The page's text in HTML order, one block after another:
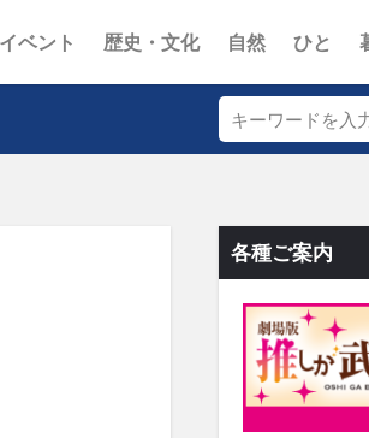
イベント 歴史・文化 自然 ひと
各種ご案内